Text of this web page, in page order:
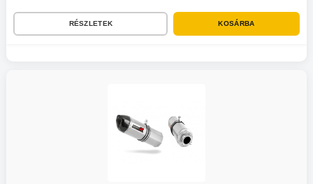
RÉSZLETEK KOSÁRBA